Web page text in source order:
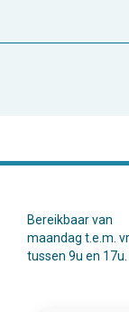
Bereikbaar van
maandag t.e.m.
tussen 9u en 17u.